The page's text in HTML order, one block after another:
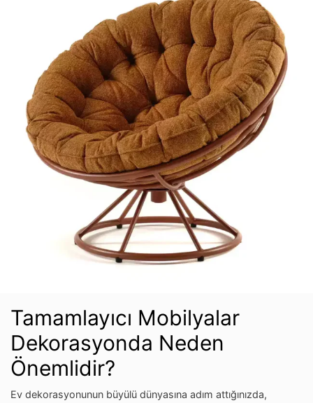
Tamamlayıcı Mobilyalar
Dekorasyonda Neden
Önemlidir?
Ev dekorasyonunun büyülü dünyasına adım attığınızda,